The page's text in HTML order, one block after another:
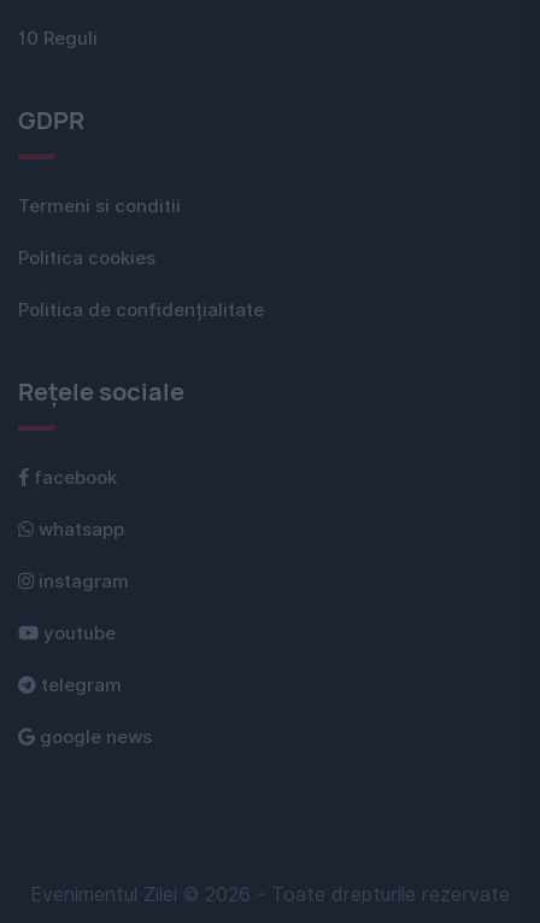
10 Reguli
GDPR
Termeni si conditii
Politica cookies
Politica de confidențialitate
Rețele sociale
facebook
whatsapp
instagram
youtube
telegram
google news
Evenimentul Zilei © 2026 - Toate drepturile rezervate